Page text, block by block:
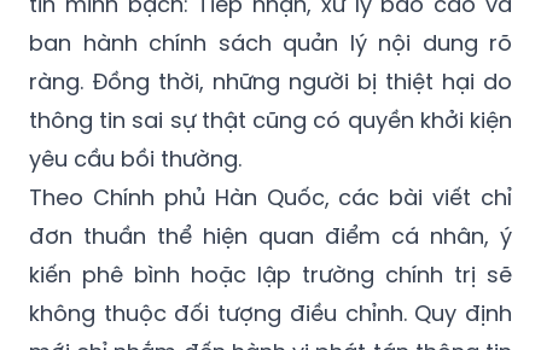
ràng. Đồng thời, những người bị thiệt hại do
thông tin sai sự thật cũng có quyền khởi kiện
yêu cầu bồi thường.
Theo Chính phủ Hàn Quốc, các bài viết chỉ
đơn thuần thể hiện quan điểm cá nhân, ý
kiến phê bình hoặc lập trường chính trị sẽ
không thuộc đối tượng điều chỉnh. Quy định
mới chỉ nhắm đến hành vi phát tán thông tin
giả mạo, sai sự thật hoặc các nội dung vi